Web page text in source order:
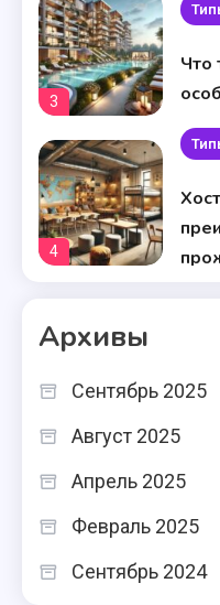
3
Что
4
6
Архивы
Сентябрь 2025
Август 2025
Апрель 2025
Февраль 2025
Сентябрь 2024